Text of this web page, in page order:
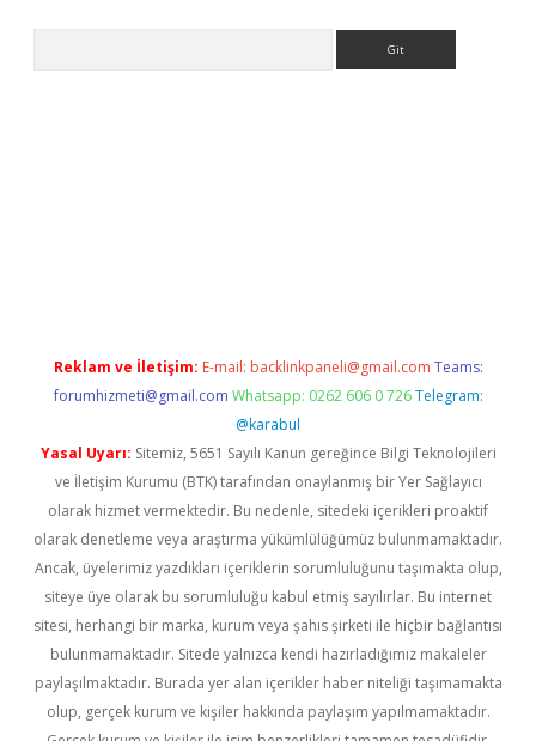
Reklam ve İletişim: E-mail: backlinkpaneli@gmail.com Teams:
forumhizmeti@gmail.com Whatsapp: 0262 606 0 726 Telegram:
@karabul
Yasal Uyarı: Sitemiz, 5651 Sayılı Kanun gereğince Bilgi Teknolojileri
ve İletişim Kurumu (BTK) tarafından onaylanmış bir Yer Sağlayıcı
olarak hizmet vermektedir. Bu nedenle, sitedeki içerikleri proaktif
olarak denetleme veya araştırma yükümlülüğümüz bulunmamaktadır.
Ancak, üyelerimiz yazdıkları içeriklerin sorumluluğunu taşımakta olup,
siteye üye olarak bu sorumluluğu kabul etmiş sayılırlar. Bu internet
sitesi, herhangi bir marka, kurum veya şahıs şirketi ile hiçbir bağlantısı
bulunmamaktadır. Sitede yalnızca kendi hazırladığımız makaleler
paylaşılmaktadır. Burada yer alan içerikler haber niteliği taşımamakta
olup, gerçek kurum ve kişiler hakkında paylaşım yapılmamaktadır.